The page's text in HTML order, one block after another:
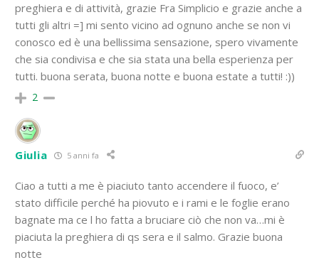
preghiera e di attività, grazie Fra Simplicio e grazie anche a
tutti gli altri =] mi sento vicino ad ognuno anche se non vi
conosco ed è una bellissima sensazione, spero vivamente
che sia condivisa e che sia stata una bella esperienza per
tutti. buona serata, buona notte e buona estate a tutti! :))
2
Giulia 5 anni fa
Ciao a tutti a me è piaciuto tanto accendere il fuoco, e’
stato difficile perché ha piovuto e i rami e le foglie erano
bagnate ma ce l ho fatta a bruciare ciò che non va…mi è
piaciuta la preghiera di qs sera e il salmo. Grazie buona
notte